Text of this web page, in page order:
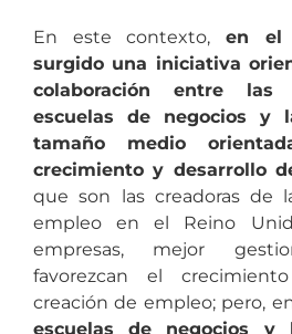
En este contexto,en el
surgido una iniciativa
colaboración entre las
escuelas de negocios y
tamaño medio
crecimiento y desarrollo
que son las creadoras de
empleo en el Reino
empresas, mejor
favorezcan el
creación de empleo; pero,
escuelas de negocios y